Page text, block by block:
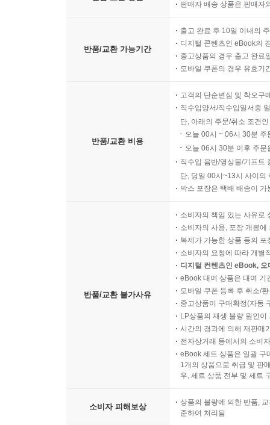
판매자 배송 상품은 판매자
반품/교환 가능기간
출고 완료 후 10일 이내의
디지털 콘텐츠인 eBook의
중고상품의 경우 출고 완료
모바일 쿠폰의 경우 유효기
반품/교환 비용
고객의 단순변심 및 착오구
직수입양서/직수입일서중
단, 아래의 주문/취소 조건
오늘 00시 ~ 06시 30분
오늘 06시 30분 이후 주
직수입 음반/영상물/기프트
단, 당일 00시~13시 사이의
박스 포장은 택배 배송이
반품/교환 불가사유
소비자의 책임 있는 사유로
소비자의 사용, 포장 개봉
복제가 가능한 상품 등의
소비자의 요청에 따라 개별
디지털 컨텐츠인 eBook,
eBook 대여 상품은 대여 기
모바일 쿠폰 등록 후 취소/
중고상품이 구매확정(자동
LP상품의 재생 불량 원인
시간의 경과에 의해 재판매
전자상거래 등에서의 소비
eBook 세트 상품은 일괄 구
1개의 상품으로 취급 및 판
우, 세트 상품 전부 및 세트
소비자 피해보상
상품의 불량에 의한 반품,
준하여 처리됨